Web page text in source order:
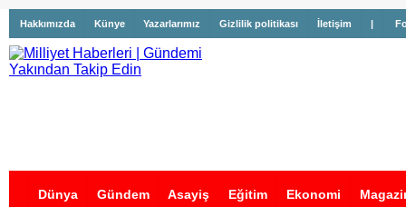
Hakkımızda Künye Yazarlarımız Gizlilik politikası İletişim |
Dünya Gündem Asayiş Eğitim Ekonomi